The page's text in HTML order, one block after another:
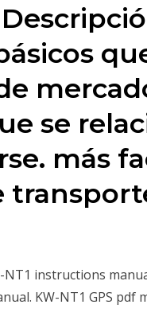
se
más
instructions
KW-NT1 GPS pdf